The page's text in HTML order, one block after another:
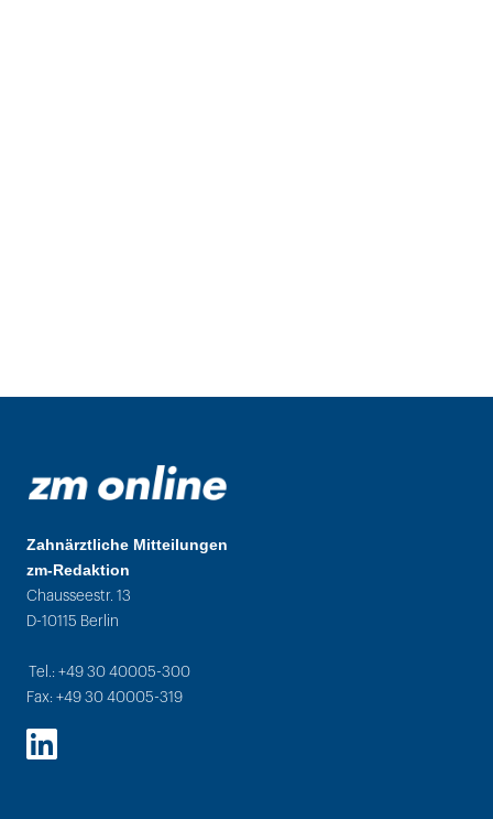
Zahnärztliche Mitteilungen
zm-Redaktion
Chausseestr. 13
D-10115 Berlin
Tel.: +49 30 40005-300
Fax: +49 30 40005-319
LinkedIn